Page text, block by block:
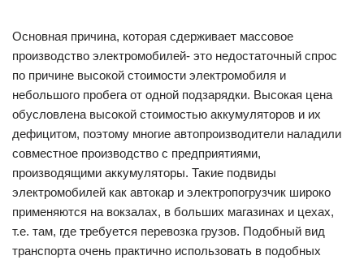
Основная причина, которая сдерживает массовое
производство электромобилей- это недостаточный спрос
по причине высокой стоимости электромобиля и
небольшого пробега от одной подзарядки. Высокая цена
обусловлена высокой стоимостью аккумуляторов и их
дефицитом, поэтому многие автопроизводители наладили
совместное производство с предприятиями,
производящими аккумуляторы. Такие подвиды
электромобилей как автокар и электропогрузчик широко
применяются на вокзалах, в больших магазинах и цехах,
т.е. там, где требуется перевозка грузов. Подобный вид
транспорта очень практично использовать в подобных